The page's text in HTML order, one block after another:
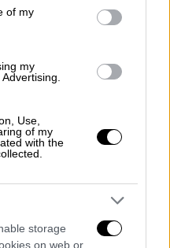
of my
my
Use,
of my
with the
storage
on web or
ότι οι
τον οδήγησαν σε
του κακές
εισοδήματα
του
είχε δηλώσει
τη Ρεάλ
περιόδους